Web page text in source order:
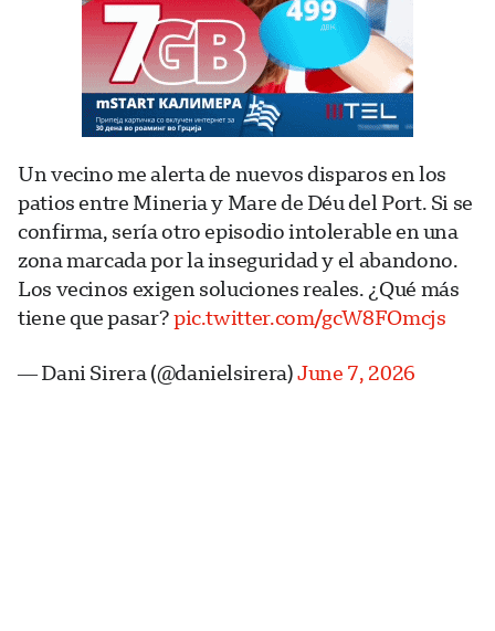
Un vecino me alerta de nuevos disparos en los
patios entre Mineria y Mare de Déu del Port. Si se
confirma, sería otro episodio intolerable en una
zona marcada por la inseguridad y el abandono.
Los vecinos exigen soluciones reales. ¿Qué más
tiene que pasar?pic.twitter.com/gcW8FOmcjs
— Dani Sirera (@danielsirera)June 7, 2026